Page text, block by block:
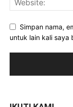
Simpan nama,
untuk lain kali saya